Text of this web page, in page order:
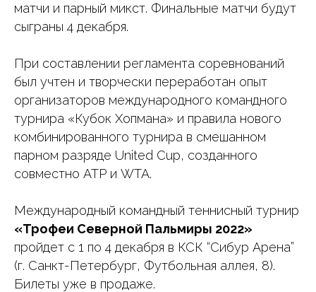
матчи и парный микст. Финальные матчи будут
сыграны 4 декабря.
При составлении регламента соревнований
был учтен и творчески переработан опыт
организаторов международного командного
турнира «Кубок Хопмана» и правила нового
комбинированного турнира в смешанном
парном разряде United Cup, созданного
совместно ATP и WTA.
Международный командный теннисный турнир
«Трофеи Северной Пальмиры 2022»
пройдет с 1 по 4 декабря в КСК “Сибур Арена”
(г. Санкт-Петербург, Футбольная аллея, 8).
Билеты уже в продаже.